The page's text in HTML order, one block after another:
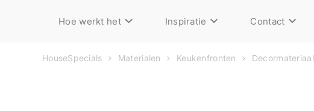
Hoe werkt het Inspiratie Contact
HouseSpecials Materialen Keukenfronten Decormateriaal